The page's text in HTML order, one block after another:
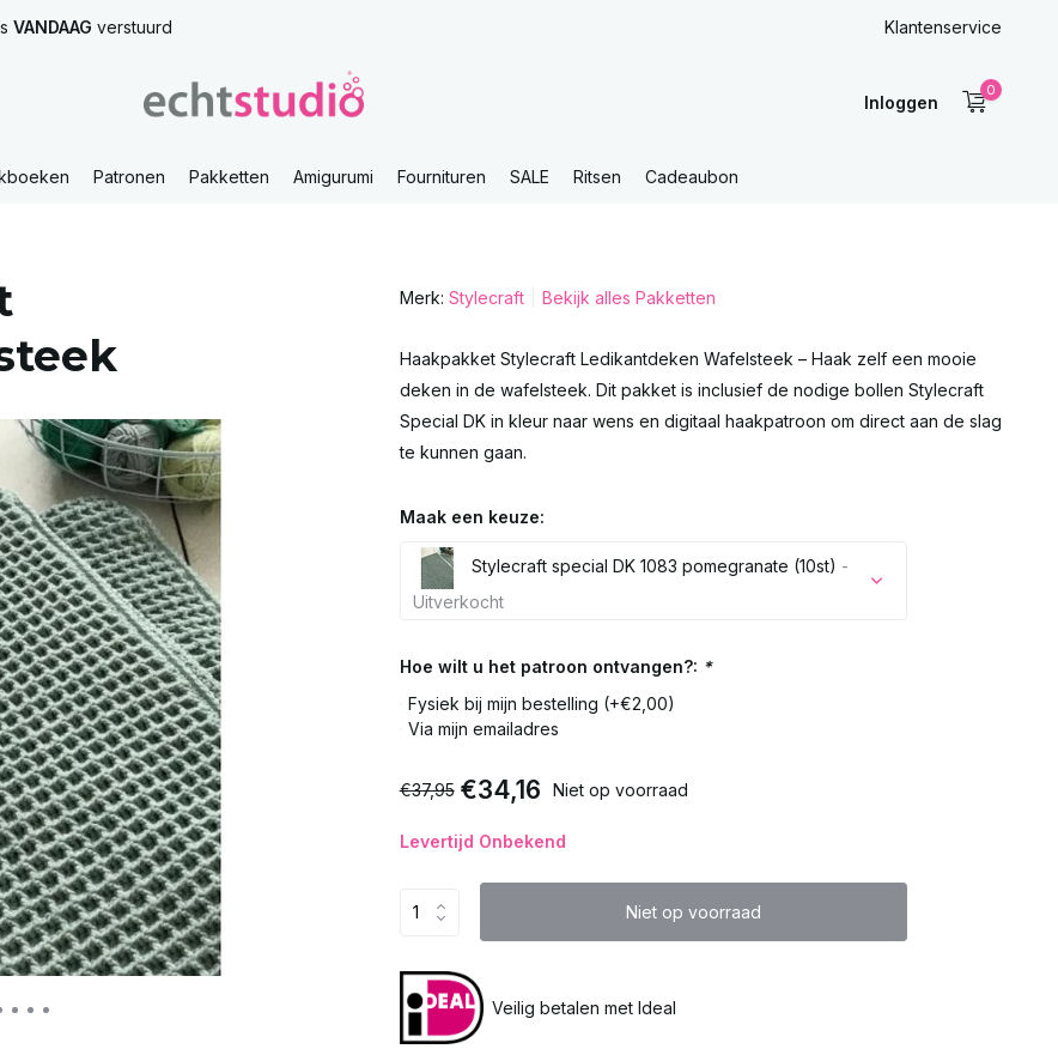
VANDAAG verstuurd Klantenservice
Inloggen
0
Patronen Pakketten Amigurumi Fournituren SALE Ritsen Cadeaubon
Merk: Stylecraft Bekijk alles Pakketten
Haakpakket Stylecraft Ledikantdeken Wafelsteek – Haak zelf een mooie
deken in de wafelsteek. Dit pakket is inclusief de nodige bollen Stylecraft
Special DK in kleur naar wens en digitaal haakpatroon om direct aan de slag
te kunnen gaan.
Maak een keuze:
Stylecraft special DK 1083 pomegranate (10st) -
Uitverkocht
Uitverkocht
Hoe wilt u het patroon ontvangen?: *
Fysiek bij mijn bestelling (+€2,00)
Via mijn emailadres
€37,95 €34,16 Niet op voorraad
Levertijd Onbekend
Niet op voorraad
Veilig betalen met Ideal